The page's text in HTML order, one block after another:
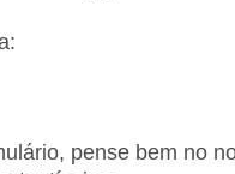
pense bem no